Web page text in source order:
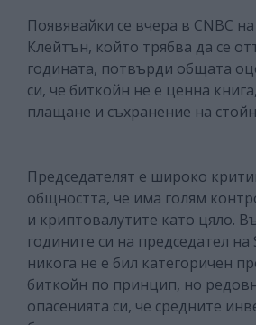
Появявайки се вчера в CNBC
Клейтън, който трябва да се
годината, потвърди общата
си, че биткойн не е ценна
плащане и съхранение на
Председателят е широко
общността, че има голям
и криптовалутите като цяло.
годините си на председател на
никога не е бил категоричен
биткойн по принцип, но
опасенията си, че средните